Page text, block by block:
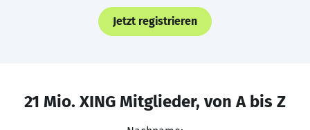
Jetzt registrieren
21 Mio. XING Mitglieder, von A bis Z